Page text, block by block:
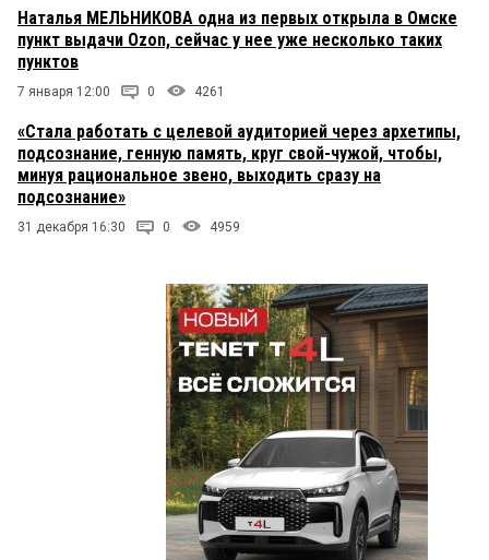
Наталья МЕЛЬНИКОВА одна из первых открыла в Омске
пункт выдачи Ozon, сейчас у нее уже несколько таких
пунктов
7 января 12:00 0 4261
«Стала работать с целевой аудиторией через архетипы,
подсознание, генную память, круг свой-чужой, чтобы,
минуя рациональное звено, выходить сразу на
подсознание»
31 декабря 16:30 0 4959